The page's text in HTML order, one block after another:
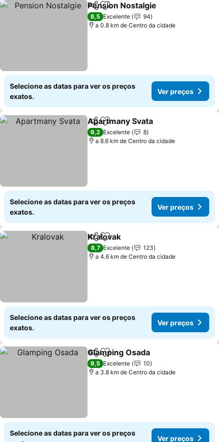
PartilharAdicionar aos favoritos
Pension Nostalgie
8,5 Excelente
94
a 0.8 km de Centro da cidade
Selecione as datas para ver os preços
exatos.
Ver preços
PartilharAdicionar aos favoritos
Apartmany Svata
9,2 Excelente
8
a 8.6 km de Centro da cidade
Selecione as datas para ver os preços
exatos.
Ver preços
PartilharAdicionar aos favoritos
Kralovak
8,7 Excelente
123
a 4.6 km de Centro da cidade
Selecione as datas para ver os preços
exatos.
Ver preços
PartilharAdicionar aos favoritos
Glamping Osada
9,5 Excelente
10
a 3.8 km de Centro da cidade
Selecione as datas para ver os preços
Ver preços